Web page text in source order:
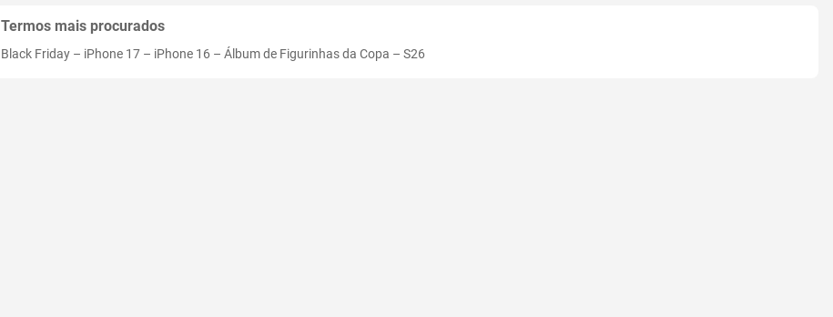
Termos mais procurados
Black Friday – iPhone 17 – iPhone 16 – Álbum de Figurinhas da Copa – S26